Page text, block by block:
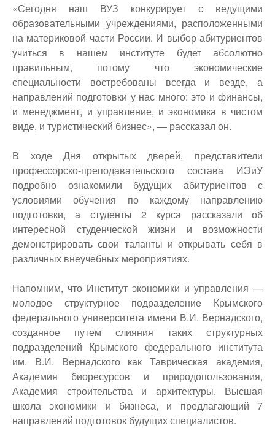
«Сегодня наш ВУЗ конкурирует с ведущими
образовательными учреждениями, расположенными
на материковой части России. И выбор абитуриентов
учиться в нашем институте будет абсолютно
правильным, потому что экономические
специальности востребованы всегда и везде, а
направлений подготовки у нас много: это и финансы,
и менеджмент, и управление, и экономика в чистом
виде, и туристический бизнес», — рассказал он.
В ходе Дня открытых дверей, представители
профессорско-преподавательского состава ИЭиУ
подробно ознакомили будущих абитуриентов с
условиями обучения по каждому направлению
подготовки, а студенты 2 курса рассказали об
интересной студенческой жизни и возможности
демонстрировать свои таланты и открывать себя в
различных внеучебных мероприятиях.
Напомним, что Институт экономики и управления —
молодое структурное подразделение Крымского
федерального университета имени В.И. Вернадского,
созданное путем слияния таких структурных
подразделений Крымского федерального института
им. В.И. Вернадского как Таврическая академия,
Академия биоресурсов и природопользования,
Академия строительства и архитектуры, Высшая
школа экономики и бизнеса, и предлагающий 7
направлений подготовок будущих специалистов.